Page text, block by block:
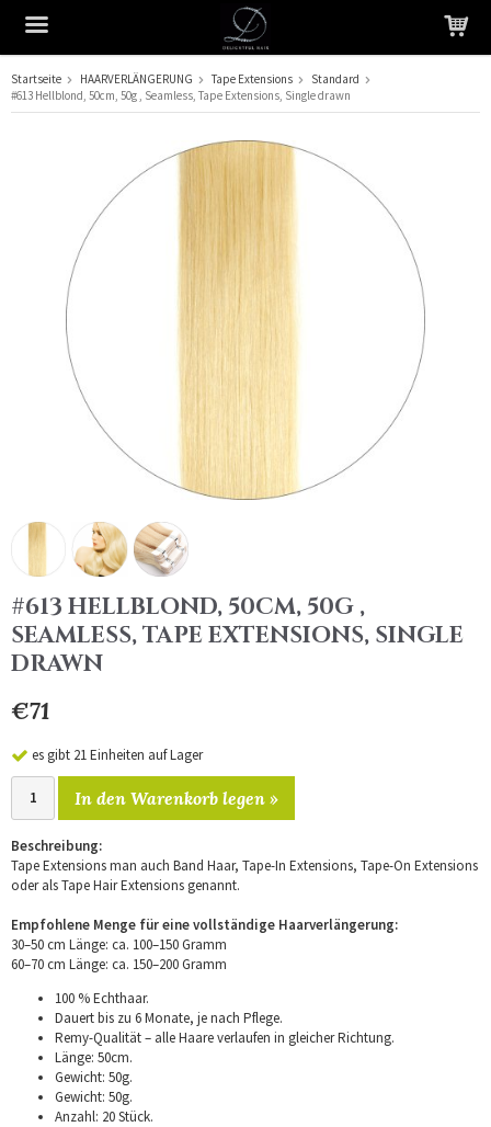
Das Produkt wurde in Ihren Warenkorb gelegt
Startseite HAARVERLÄNGERUNG Tape Extensions
Standard
#613 Hellblond, 50cm, 50g , Seamless, Tape Extensions, Single drawn
#613 HELLBLOND, 50CM, 50G ,
SEAMLESS, TAPE EXTENSIONS, SINGLE
DRAWN
€71
es gibt 21 Einheiten auf Lager
In den Warenkorb legen »
Beschreibung:
Tape Extensions man auch Band Haar, Tape-In Extensions, Tape-On Extensions
oder als Tape Hair Extensions genannt.
Empfohlene Menge für eine vollständige Haarverlängerung:
30–50 cm Länge: ca. 100–150 Gramm
60–70 cm Länge: ca. 150–200 Gramm
100 % Echthaar.
Dauert bis zu 6 Monate, je nach Pflege.
Remy-Qualität – alle Haare verlaufen in gleicher Richtung.
Länge: 50cm.
Gewicht: 50g.
Gewicht: 50g.
Anzahl: 20 Stück.